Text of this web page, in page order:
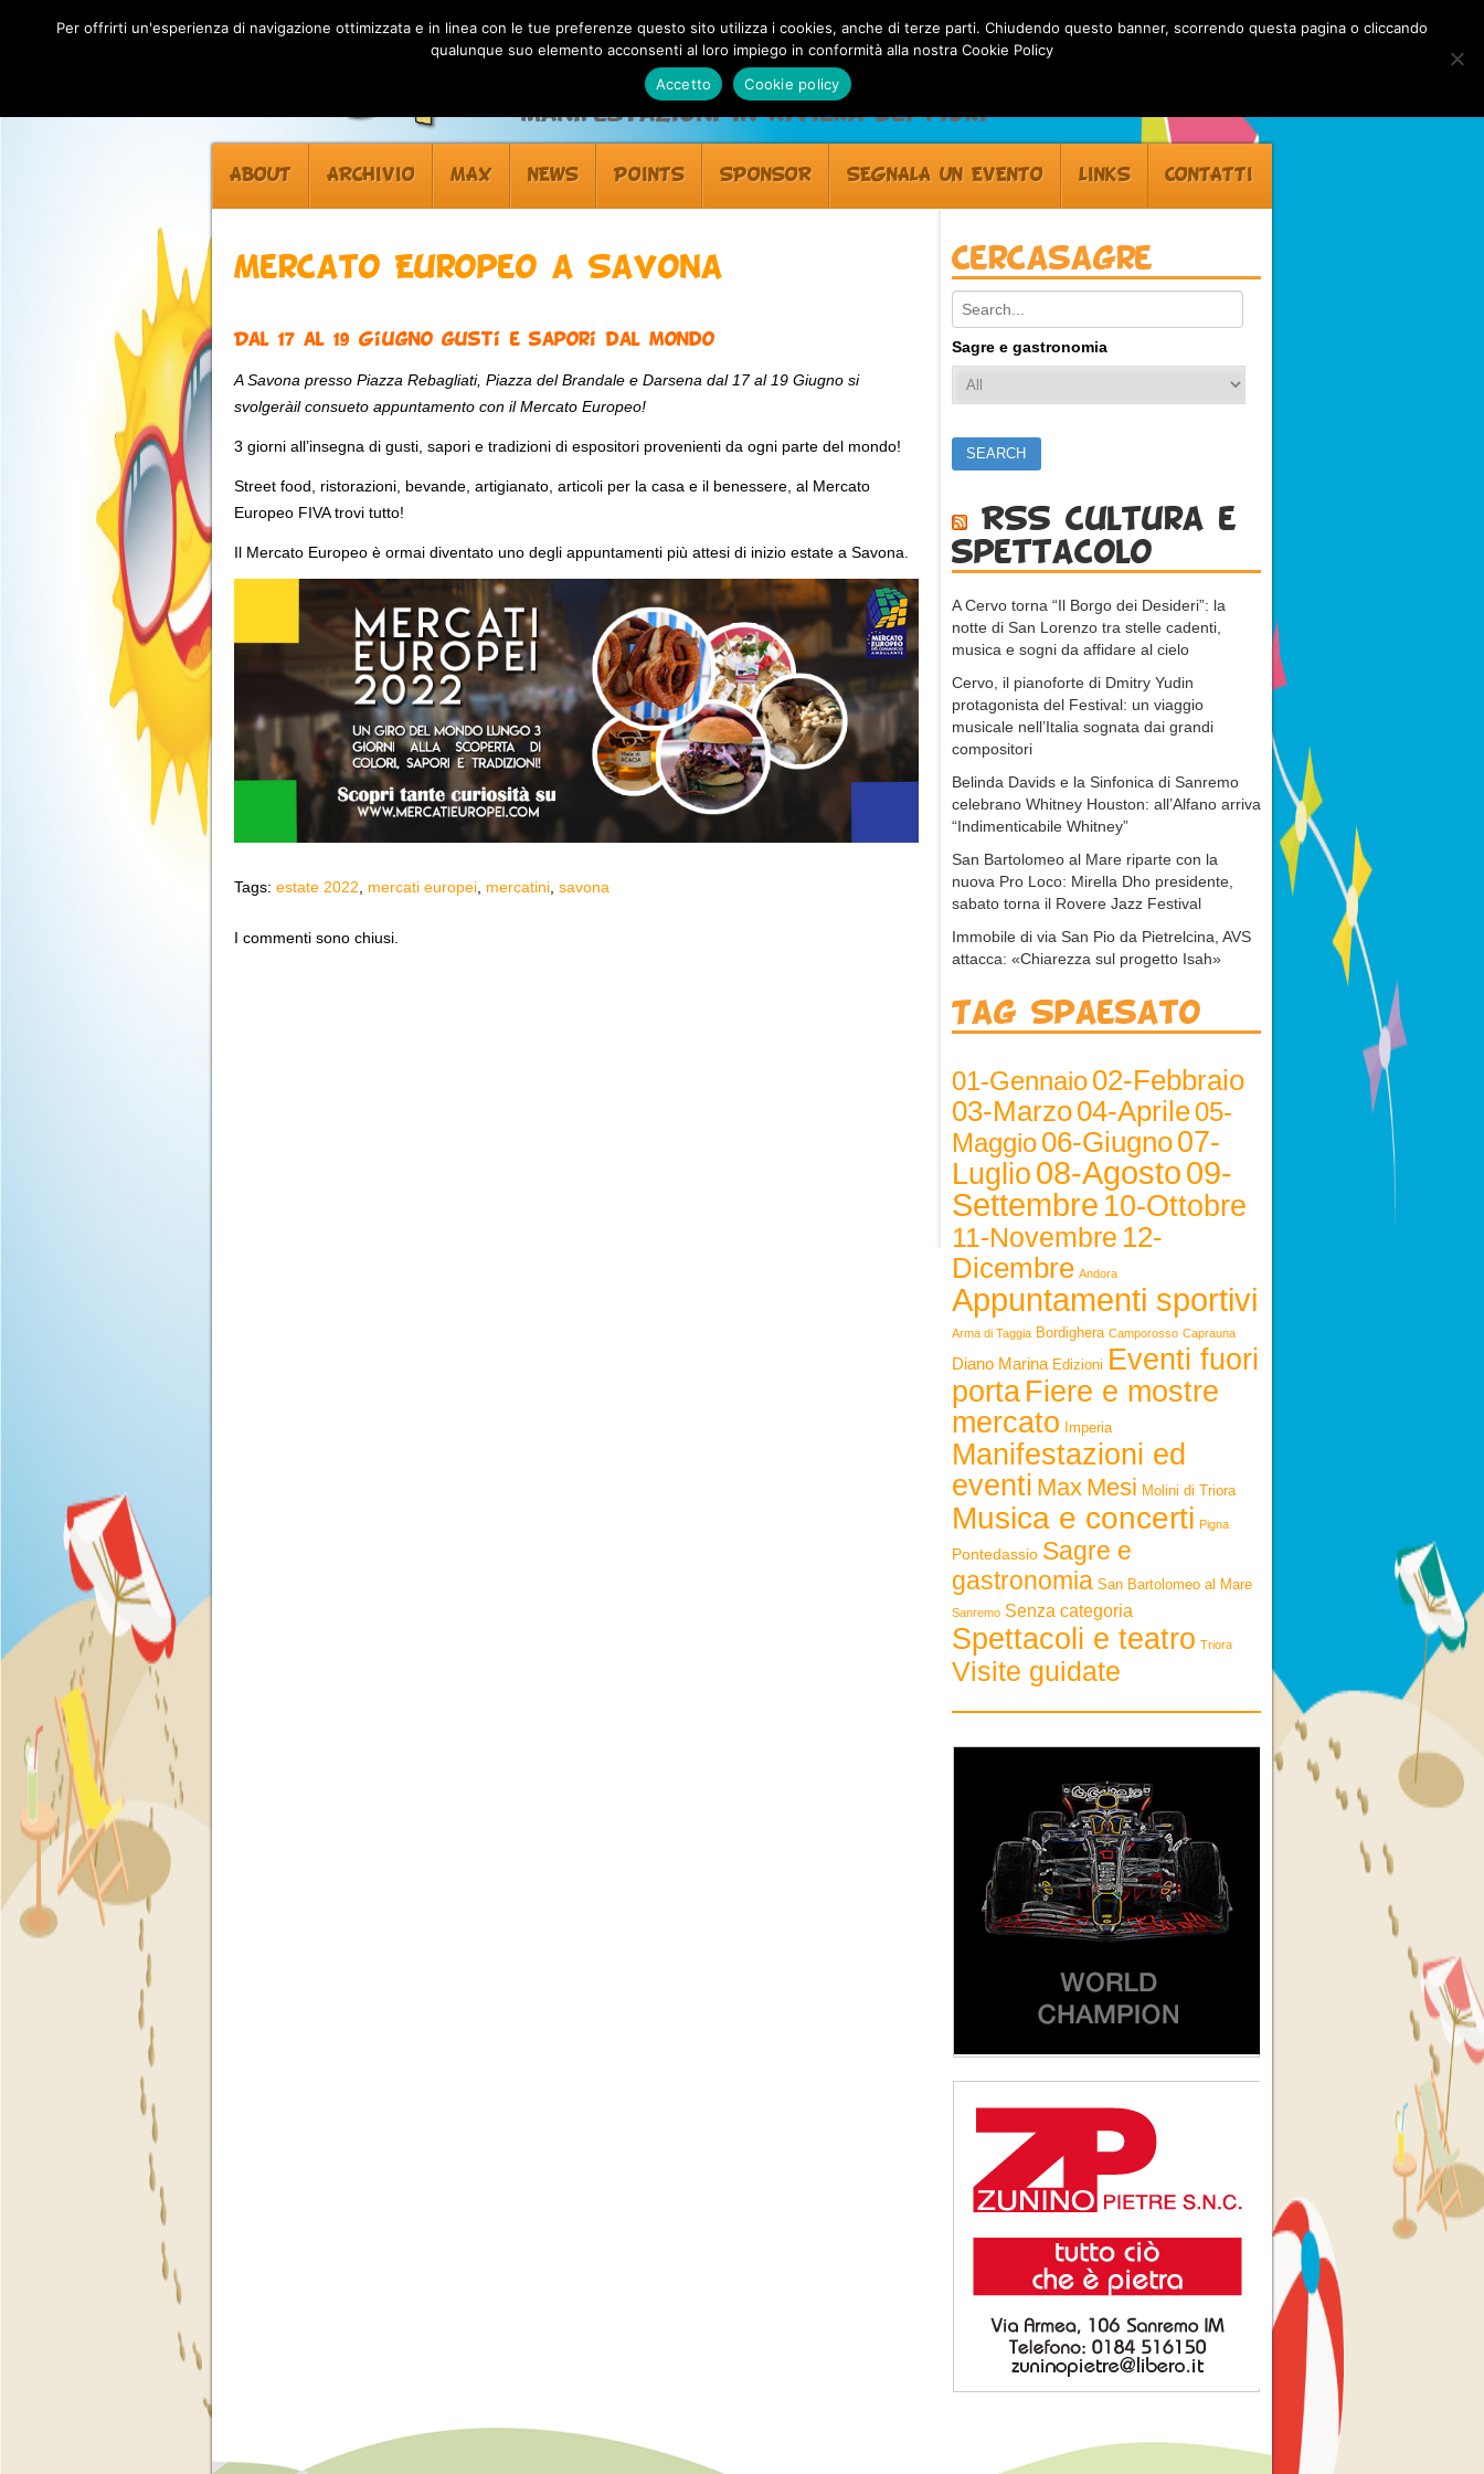
Manifestazioni in Riviera dei Fiori
ABOUT ARCHIVIO MAX NEWS POINTS SPONSOR SEGNALA UN EVENTO LINKS CONTATTI
Mercato Europeo a Savona
Dal 17 al 19 Giugno gusti e sapori dal mondo
A Savona presso Piazza Rebagliati, Piazza del Brandale e Darsena dal 17 al 19 Giugno si
svolgeràil consueto appuntamento con il Mercato Europeo!
3 giorni all’insegna di gusti, sapori e tradizioni di espositori provenienti da ogni parte del mondo!
Street food, ristorazioni, bevande, artigianato, articoli per la casa e il benessere, al Mercato
Europeo FIVA trovi tutto!
Il Mercato Europeo è ormai diventato uno degli appuntamenti più attesi di inizio estate a Savona.
Tags: estate 2022 mercati europei mercatini savona
I commenti sono chiusi.
Cercasagre
Search:
Sagre e gastronomia
RSS cultura e
spettacolo
A Cervo torna “Il Borgo dei Desideri”: la
notte di San Lorenzo tra stelle cadenti,
musica e sogni da affidare al cielo
Cervo, il pianoforte di Dmitry Yudin
protagonista del Festival: un viaggio
musicale nell’Italia sognata dai grandi
compositori
Belinda Davids e la Sinfonica di Sanremo
celebrano Whitney Houston: all’Alfano arriva
“Indimenticabile Whitney”
San Bartolomeo al Mare riparte con la
nuova Pro Loco: Mirella Dho presidente,
sabato torna il Rovere Jazz Festival
Immobile di via San Pio da Pietrelcina, AVS
attacca: «Chiarezza sul progetto Isah»
Tag Spaesato
01-Gennaio02-Febbraio
03-Marzo04-Aprile05-
Maggio06-Giugno07-
Luglio 08-Agosto09-
Settembre 10-Ottobre
11-Novembre 12-
Dicembre Andora
Appuntamenti sportivi
Arma di Taggia Bordighera Camporosso Caprauna
Diano Marina Edizioni Eventi fuori
porta Fiere e mostre
mercato
Imperia
Manifestazioni ed
eventi Max Mesi Molini di Triora
Musica e concerti Pigna
Pontedassio Sagre e
gastronomia San Bartolomeo al Mare
Sanremo Senza categoria
Spettacoli e teatro Triora
Visite guidate
Per offrirti un'esperienza di navigazione ottimizzata e in linea con le tue preferenze questo sito utilizza i cookies, anche di terze parti. Chiudendo questo banner, scorrendo questa pagina o cliccando
qualunque suo elemento acconsenti al loro impiego in conformità alla nostra Cookie Policy
Accetto
Cookie policy